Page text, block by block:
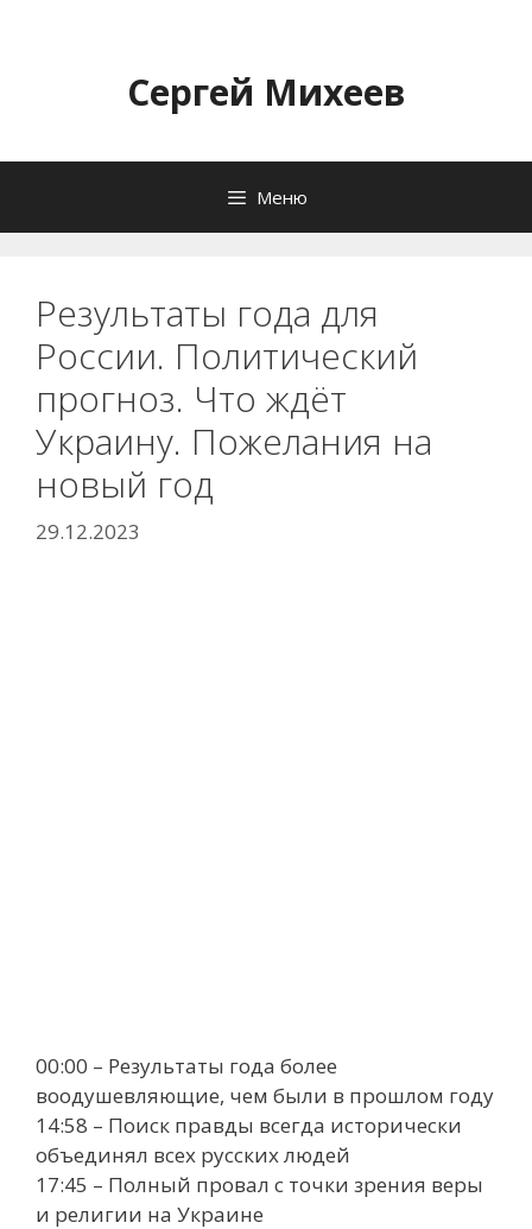
содержимомуСергей Михеев
Меню
Результаты года для
России. Политический
прогноз. Что ждёт
Украину. Пожелания на
новый год
29.12.2023
00:00 – Результаты года более
воодушевляющие, чем были в прошлом году
14:58 – Поиск правды всегда исторически
объединял всех русских людей
17:45 – Полный провал с точки зрения веры
и религии на Украине